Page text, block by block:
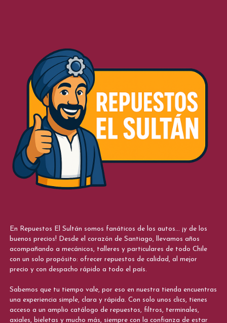
En Repuestos El Sultán somos fanáticos de los autos... ¡y de los
buenos precios! Desde el corazón de Santiago, llevamos años
acompañando a mecánicos, talleres y particulares de todo Chile
con un solo propósito: ofrecer repuestos de calidad, al mejor
precio y con despacho rápido a todo el país.
Sabemos que tu tiempo vale, por eso en nuestra tienda encuentras
una experiencia simple, clara y rápida. Con solo unos clics, tienes
acceso a un amplio catálogo de repuestos, filtros, terminales,
axiales, bieletas y mucho más, siempre con la confianza de estar